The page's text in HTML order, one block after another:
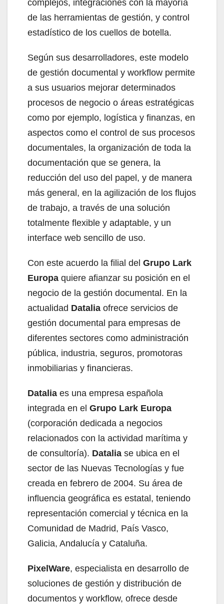
complejos, integraciones con la mayoría
de las herramientas de gestión, y control
estadístico de los cuellos de botella.
Según sus desarrolladores, este modelo
de gestión documental y workflow permite
a sus usuarios mejorar determinados
procesos de negocio o áreas estratégicas
como por ejemplo, logística y finanzas, en
aspectos como el control de sus procesos
documentales, la organización de toda la
documentación que se genera, la
reducción del uso del papel, y de manera
más general, en la agilización de los flujos
de trabajo, a través de una solución
totalmente flexible y adaptable, y un
interface web sencillo de uso.
Con este acuerdo la filial del Grupo Lark
Europa quiere afianzar su posición en el
negocio de la gestión documental. En la
actualidad Datalia ofrece servicios de
gestión documental para empresas de
diferentes sectores como administración
pública, industria, seguros, promotoras
inmobiliarias y financieras.
Datalia es una empresa española
integrada en el Grupo Lark Europa
(corporación dedicada a negocios
relacionados con la actividad marítima y
de consultoría). Datalia se ubica en el
sector de las Nuevas Tecnologías y fue
creada en febrero de 2004. Su área de
influencia geográfica es estatal, teniendo
representación comercial y técnica en la
Comunidad de Madrid, País Vasco,
Galicia, Andalucía y Cataluña.
PixelWare, especialista en desarrollo de
soluciones de gestión y distribución de
documentos y workflow, ofrece desde